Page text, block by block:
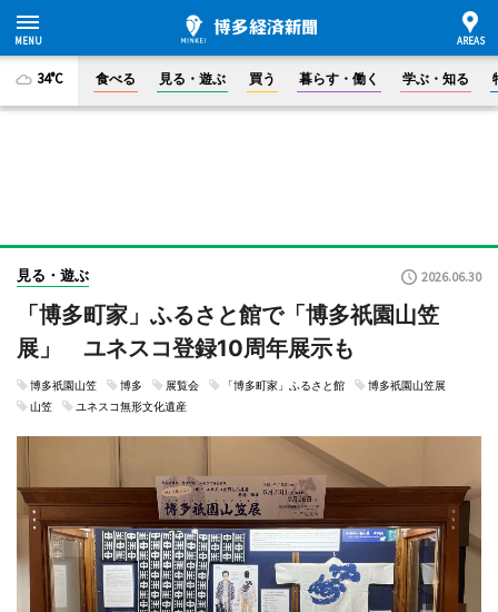
34°C 食べる 見る・遊ぶ 買う 暮らす・働く 学ぶ・知る
見る・遊ぶ 2026.06.30
「博多町家」ふるさと館で「博多祇園山笠
展」 ユネスコ登録10周年展示も
博多祇園山笠 博多 展覧会 「博多町家」ふるさと館
博多祇園山笠展
山笠
ユネスコ無形文化遺産